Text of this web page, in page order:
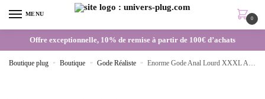
MENU
0
Offre exceptionnelle, 10% de remise à partir de 100€ d’achats
Boutique plug » Boutique » Gode Réaliste » Enorme Gode Anal Lourd XXXL All Black